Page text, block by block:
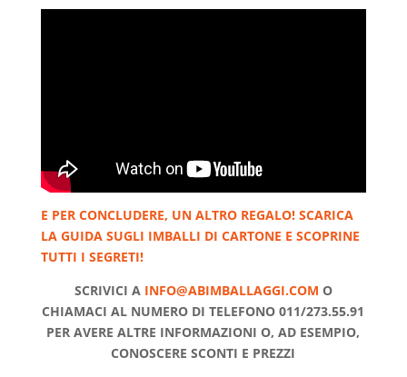
E PER CONCLUDERE, UN ALTRO REGALO! SCARICA
LA GUIDA SUGLI IMBALLI DI CARTONE E SCOPRINE
TUTTI I SEGRETI!
SCRIVICI A INFO@ABIMBALLAGGI.COM O
CHIAMACI AL NUMERO DI TELEFONO 011/273.55.91
PER AVERE ALTRE INFORMAZIONI O, AD ESEMPIO,
CONOSCERE SCONTI E PREZZI